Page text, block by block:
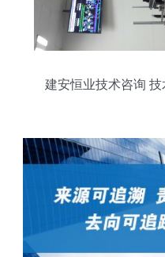
建安恒业技术咨询